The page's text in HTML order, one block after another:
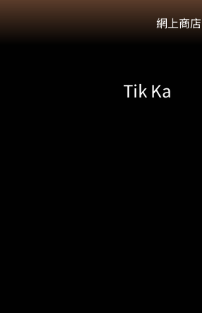
網上商店
Tik Ka